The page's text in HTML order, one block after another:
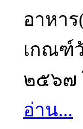
อาหา
เกณฑ์
๒๕๖๗
อ่าน...